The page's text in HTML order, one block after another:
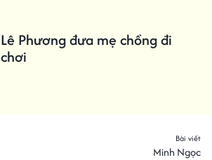
Lê Phương đưa mẹ chồng đi
chơi
Bài viết
Minh Ngọc